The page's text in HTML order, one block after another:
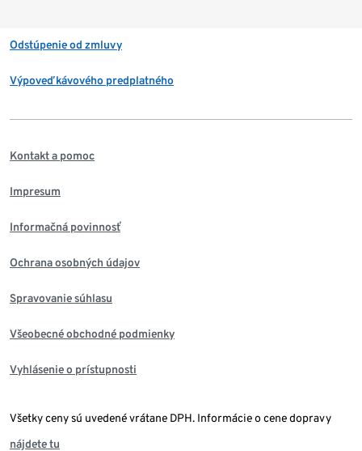
Odstúpenie od zmluvy
Výpoveď kávového predplatného
Kontakt a pomoc
Impresum
Informačná povinnosť
Ochrana osobných údajov
Spravovanie súhlasu
Všeobecné obchodné podmienky
Vyhlásenie o prístupnosti
Všetky ceny sú uvedené vrátane DPH. Informácie o cene dopravy
nájdete tu